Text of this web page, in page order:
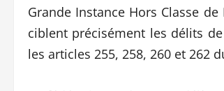
Grande Instance Hors Classe
ciblent précisément les délits
les articles 255, 258, 260 et 262